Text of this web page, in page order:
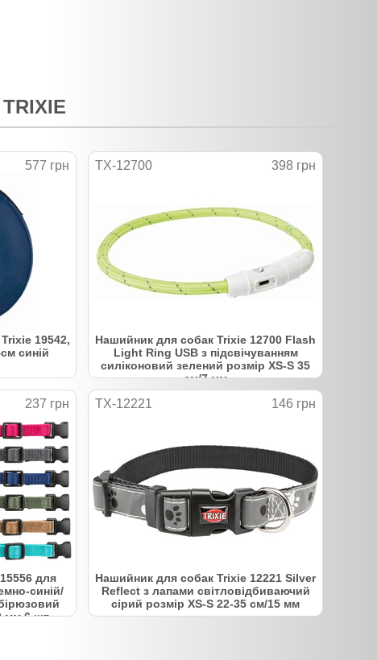
577 грн
19542,
синій
TX-12700 398 грн
Нашийник для собак Trixie 12700 Flash
Light Ring USB з підсвічуванням
силіконовий зелений розмір XS-S 35
см/7 мм
237 грн
для
синій/
мм 6 шт
TX-12221 146 грн
Нашийник для собак Trixie 12221 Silver
Reflect з лапами світловідбиваючий
сірий розмір XS-S 22-35 см/15 мм